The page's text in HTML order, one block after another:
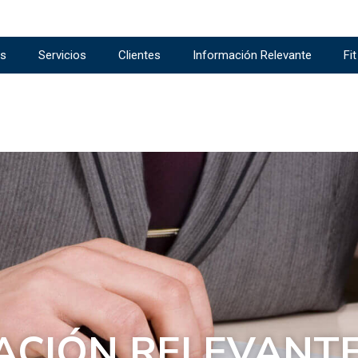
Servicios Clientes Información Relevante